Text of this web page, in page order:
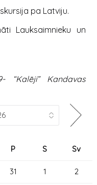
pa Latviju.
Lauksaimnieku un
“Kalēji” Kandavas
P S Sv
31 1 2